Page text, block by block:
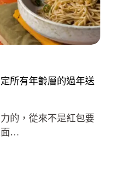
所有年齡層的過年送
的，從來不是紅包要
面…